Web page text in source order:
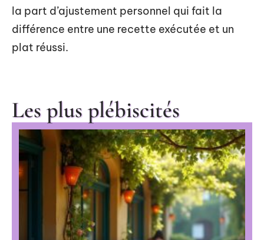
la part d’ajustement personnel qui fait la
différence entre une recette exécutée et un
plat réussi.
Les plus plébiscités